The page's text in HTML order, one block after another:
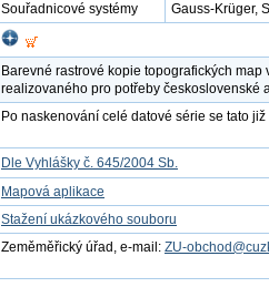
Souřadnicové systémy
Gauss-Krüger,
Barevné rastrové kopie topografických
realizovaného pro potřeby československé
Po naskenování celé datové série se tato
Dle Vyhlášky č. 645/2004 Sb.
Mapová aplikace
Stažení ukázkového souboru
Zeměměřický úřad, e-mail: ZU-